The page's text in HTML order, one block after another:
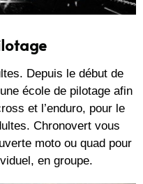
Depuis le début de
école de pilotage afin
et l’enduro, pour le
Chronovert vous
moto ou quad pour
en groupe.